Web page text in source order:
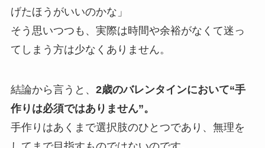
げたほうがいいのかな」
そう思いつつも、実際は時間や余裕がなくて迷っ
てしまう方は少なくありません。
結論から言うと、 2歳のバレンタインにおいて“手
作りは必須ではありません”。
手作りはあくまで選択肢のひとつであり、無理を